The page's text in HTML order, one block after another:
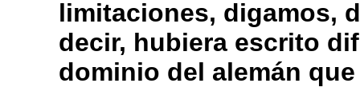
limitaciones, digamos,
decir, hubiera escrito
dominio del alemán